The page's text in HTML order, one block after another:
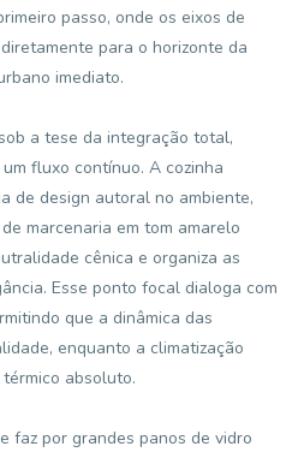
passo, onde os eixos de
para o horizonte da
imediato.
a tese da integração total,
fluxo contínuo. A cozinha
de design autoral no ambiente,
marcenaria em tom amarelo
cênica e organiza as
Esse ponto focal dialoga com
que a dinâmica das
enquanto a climatização
absoluto.
faz por grandes panos de vidro